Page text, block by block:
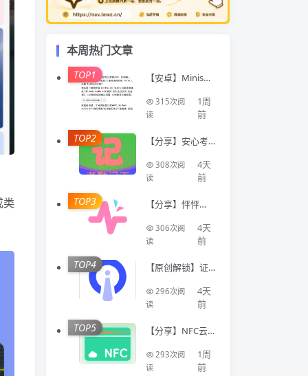
类
本周热门文章
TOP1
【安卓】Minis🔥
模型🔥AI写代码
生成应用
315次阅
读
1周
前
TOP2
【分享】安心考
记工时统计出勤
数据
308次阅
读
4天
前
TOP3
【分享】怦怦🔥A
恋人多模态互动
聊天工具🔥
306次阅
读
4天
前
TOP4
【原创解锁】证
会员🔥标准尺寸
换底色美颜证件
296次阅
读
4天
前
TOP5
【分享】NFC云
门禁卡公交卡 各
类卡等🔥
293次阅
读
1周
前